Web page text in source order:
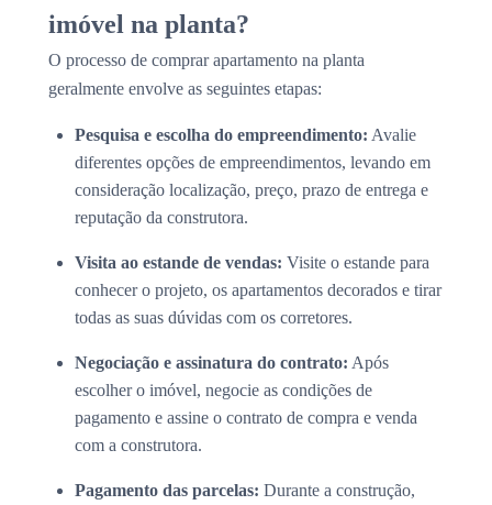
imóvel na planta?
O processo de comprar apartamento na planta
geralmente envolve as seguintes etapas:
Pesquisa e escolha do empreendimento: Avalie
diferentes opções de empreendimentos, levando em
consideração localização, preço, prazo de entrega e
reputação da construtora.
Visita ao estande de vendas: Visite o estande para
conhecer o projeto, os apartamentos decorados e tirar
todas as suas dúvidas com os corretores.
Negociação e assinatura do contrato: Após
escolher o imóvel, negocie as condições de
pagamento e assine o contrato de compra e venda
com a construtora.
Pagamento das parcelas: Durante a construção,